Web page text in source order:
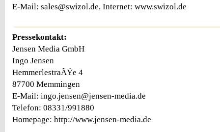
E-Mail: sales@swizol.de, Internet: www.swizol.de
Pressekontakt:
Jensen Media GmbH
Ingo Jensen
HemmerlestraÃŸe 4
87700 Memmingen
E-Mail: ingo.jensen@jensen-media.de
Telefon: 08331/991880
Homepage: http://www.jensen-media.de